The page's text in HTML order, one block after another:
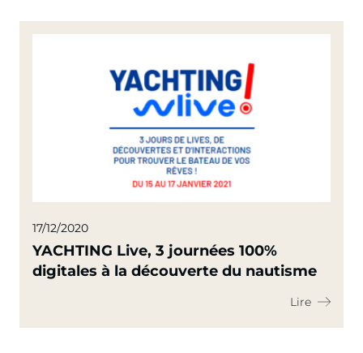
17/12/2020
YACHTING Live, 3 journées 100%
digitales à la découverte du nautisme
Lire